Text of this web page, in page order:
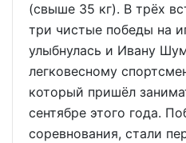
(свыше 35 кг). В трёх
три чистые победы на
улыбнулась и Ивану
легковесному
который пришёл
сентябре этого года.
соревнования, стали